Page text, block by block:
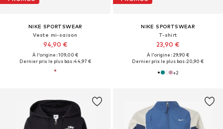
NIKE SPORTSWEAR
Veste mi-saison
94,90 €
À l'origine : 109,00 €
Dernier prix le plus bas :44,97 €
NIKE SPORTSWEAR
T-shirt
23,90 €
À l'origine : 29,90 €
Dernier prix le plus bas :20,90 €
+2